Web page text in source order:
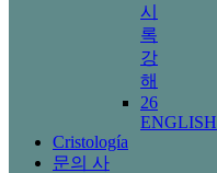
시
록
강
해
26
ENGLISH
Cristología
문의 사